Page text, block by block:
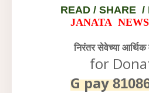
READ / SHARE /
JANATA
निरंतर सेवेच्या आर्थिक
for
G pay